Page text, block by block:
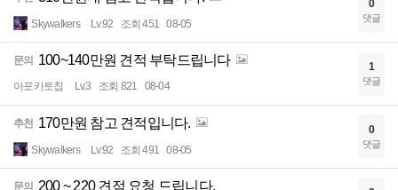
Skywalkers Lv.92 조회 451 08-05
0
댓글
문의 100~140만원 견적 부탁드립니다
아포카토칩 Lv.3 조회 821 08-04
1
댓글
추천 170만원 참고 견적입니다.
Skywalkers Lv.92 조회 491 08-05
0
댓글
문의 200 ~ 220 견적 요청 드립니다.